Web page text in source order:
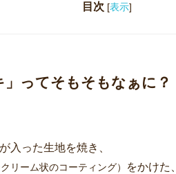
目次 [表示]
」ってそもそもなぁに？
入った生地を焼き、
リーム状のコーティング）
をかけた、